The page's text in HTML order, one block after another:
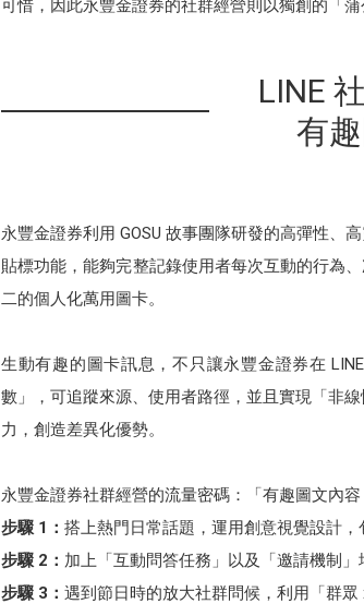
可惜，因此永豐金證券的社群經營則以獨創的「
LINE
有
永豐金證券利用 GOSU 故事團隊研發的高彈性、
貼標功能，能夠完整記錄使用者每次互動的行為
二的個人化萬用圖卡。
生動有趣的圖卡訊息，不只讓永豐金證券在
數」，可追蹤來源、使用者路徑，並且實現「非
力，創造差異化優勢。
永豐金證券社群經營的流量密碼：「有趣圖文內
步驟 1： 搭上熱門日常話題，運用創意視覺設計，
步驟 2： 加上「互動問答任務」以及「邀請機制
步驟 3： 遇到節日時的放大社群問候，利用「群眾